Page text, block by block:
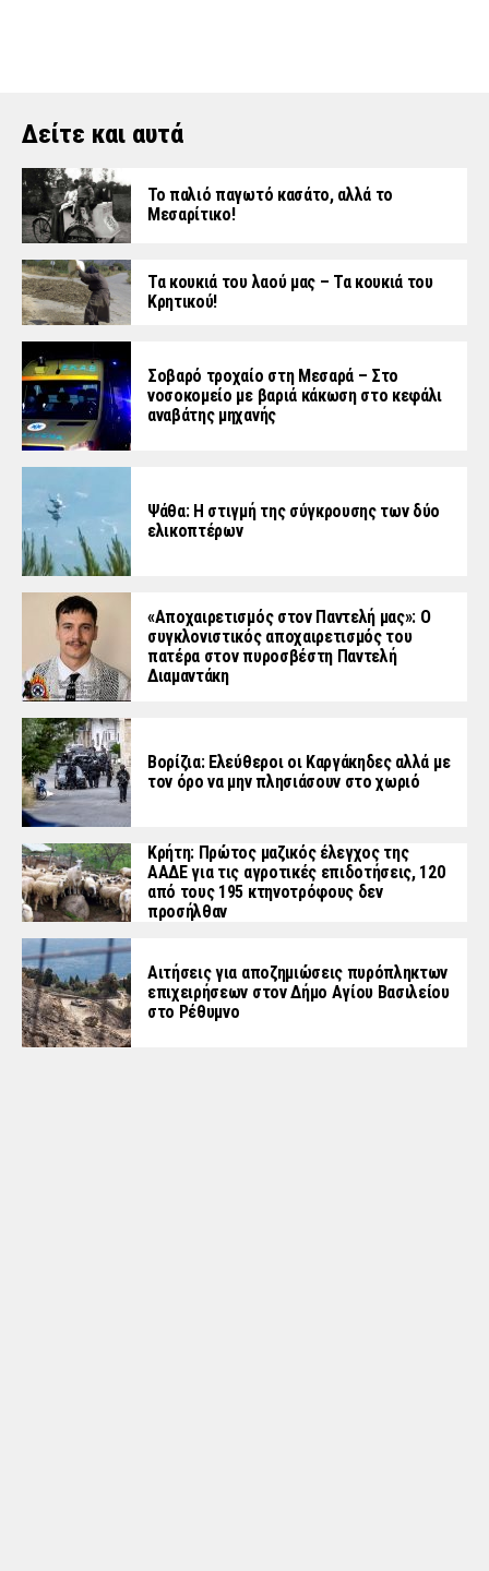
Δείτε και αυτά
Το παλιό παγωτό κασάτο, αλλά το
Μεσαρίτικο!
Τα κουκιά του λαού μας – Τα κουκιά του
Κρητικού!
Σοβαρό τροχαίο στη Μεσαρά – Στο
νοσοκομείο με βαριά κάκωση στο κεφάλι
αναβάτης μηχανής
Ψάθα: Η στιγμή της σύγκρουσης των δύο
ελικοπτέρων
«Aποχαιρετισμός στον Παντελή μας»: Ο
συγκλονιστικός αποχαιρετισμός του
πατέρα στον πυροσβέστη Παντελή
Διαμαντάκη
Βορίζια: Ελεύθεροι οι Καργάκηδες αλλά με
τον όρο να μην πλησιάσουν στο χωριό
Κρήτη: Πρώτος μαζικός έλεγχος της
ΑΑΔΕ για τις αγροτικές επιδοτήσεις, 120
από τους 195 κτηνοτρόφους δεν
προσήλθαν
Αιτήσεις για αποζημιώσεις πυρόπληκτων
επιχειρήσεων στον Δήμο Αγίου Βασιλείου
στο Ρέθυμνο